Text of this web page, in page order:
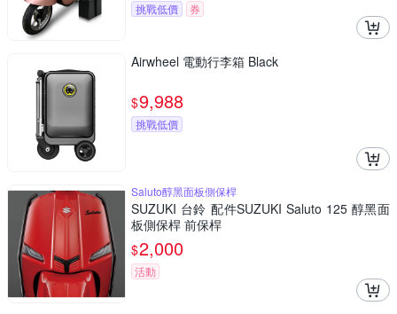
挑戰低價 券
Airwheel 電動行李箱 Black
$9,988
挑戰低價
Saluto醇黑面板側保桿
SUZUKI 台鈴 配件SUZUKI Saluto 125 醇黑面
板側保桿 前保桿
$2,000
活動